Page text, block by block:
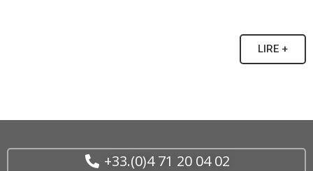
LIRE +
+33.(0)4 71 20 04 02